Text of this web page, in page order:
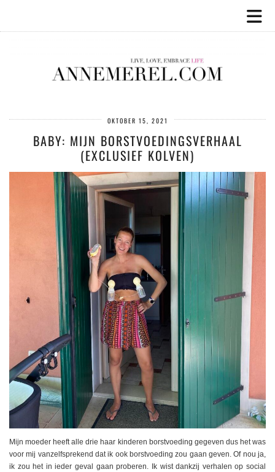
OKTOBER 15, 2021
BABY: MIJN BORSTVOEDINGSVERHAAL
(EXCLUSIEF KOLVEN)
Mijn moeder heeft alle drie haar kinderen borstvoeding gegeven dus het was
voor mij vanzelfsprekend dat ik ook borstvoeding zou gaan geven. Of nou ja,
ik zou het in ieder geval gaan proberen. Ik wist dankzij verhalen op social